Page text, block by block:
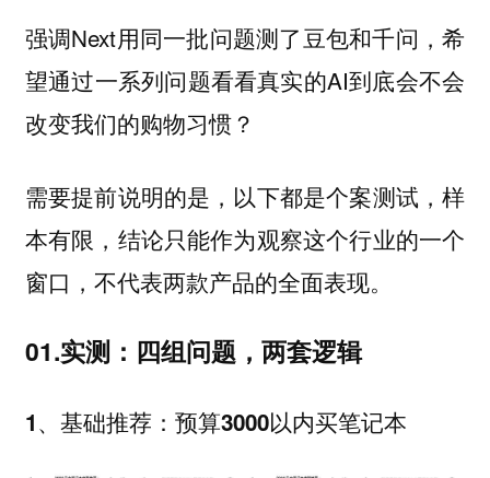
强调Next用同一批问题测了豆包和千问，希
望通过一系列问题看看真实的AI到底会不会
改变我们的购物习惯？
需要提前说明的是，以下都是个案测试，样
本有限，结论只能作为观察这个行业的一个
窗口，不代表两款产品的全面表现。
01.实测：四组问题，两套逻辑
1、基础推荐：预算3000以内买笔记本